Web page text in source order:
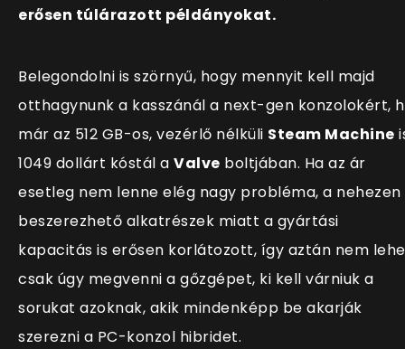
erősen túlárazott példányokat.
Belegondolni is szörnyű, hogy mennyit kell majd
otthagynunk a kasszánál a next-gen konzolokért,
már az 512 GB-os, vezérlő nélküli Steam Machine
1049 dollárt kóstál a Valve boltjában. Ha az ár
esetleg nem lenne elég nagy probléma, a nehezen
beszerezhető alkatrészek miatt a gyártási
kapacitás is erősen korlátozott, így aztán nem
csak úgy megvenni a gőzgépet, ki kell várniuk a
sorukat azoknak, akik mindenképp be akarják
szerezni a PC-konzol hibridet.